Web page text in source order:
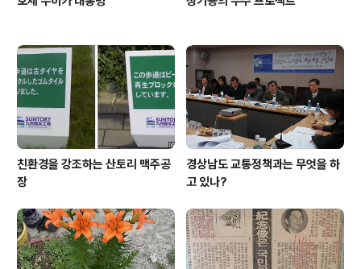
친환경을 강조하는 산토리 맥주공
장
경상남도 교통정책과는 무엇을 하
고 있나?